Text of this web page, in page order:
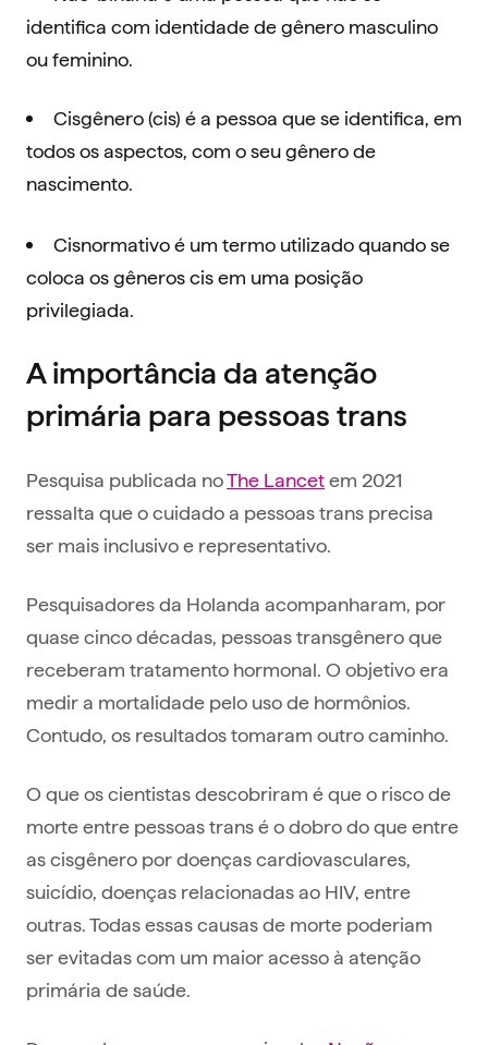
identifica com identidade de gênero masculino
ou feminino.
Cisgênero (cis) é a pessoa que se identifica, em
todos os aspectos, com o seu gênero de
nascimento.
Cisnormativo é um termo utilizado quando se
coloca os gêneros cis em uma posição
privilegiada.
A importância da atenção
primária para pessoas trans
Pesquisa publicada noThe Lancetem 2021
ressalta que o cuidado a pessoas trans precisa
ser mais inclusivo e representativo.
Pesquisadores da Holanda acompanharam, por
quase cinco décadas, pessoas transgênero que
receberam tratamento hormonal. O objetivo era
medir a mortalidade pelo uso de hormônios.
Contudo, os resultados tomaram outro caminho.
O que os cientistas descobriram é que o risco de
morte entre pessoas trans é o dobro do que entre
as cisgênero por doenças cardiovasculares,
suicídio, doenças relacionadas ao HIV, entre
outras. Todas essas causas de morte poderiam
ser evitadas com um maior acesso à atenção
primária de saúde.